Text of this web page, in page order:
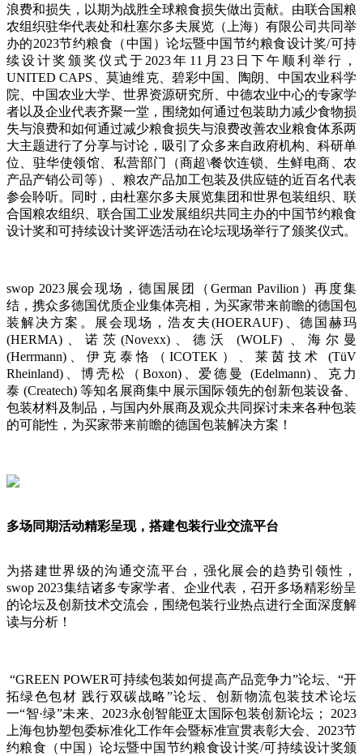
浪费和损失，以期为战胜全球粮食损失做出贡献。由联合国粮
农组织驻华代表处和杜塞尔多夫展览（上海）有限公司共同举
办的2023节约粮食（中国）论坛暨中国节约粮食设计奖/可持
续设计奖颁奖仪式于2023年11月23日下午顺利举行，
UNITED CAPS、莫迪维克、碧彩中国、陶朗、中国农业科学
院、中国农业大学、世界资源研究所、中德农业中心的专家学
者以及企业代表齐聚一堂，围绕如何通过包装助力减少食物损
失与浪费和如何通过减少粮食损失与浪费改善农业粮食体系两
大主题进行了分享与讨论，吸引了众多来自政府机构、科研单
位、驻华使领馆、私营部门（商超\餐饮连锁、生鲜电商、农
产品产销公司等）、粮农产品加工包装及供应链的近百名代表
参会聆听。同时，由杜塞尔多夫展览集团和世界包装组织、联
合国粮农组织、联合国工业发展组织共同主办的中国节约粮食
设计奖和可持续设计奖评选活动在论坛现场举行了颁奖仪式。
swop 2023展会现场，德国展团（German Pavilion）再度集
结，携众多德国优质企业集体亮相，为买家带来前瞻的德国包
装解决方案。展会现场，浩友夫(HOERAUF)、德国赫玛
(HERMA)、诺茨(Novexx)、德沃 (WOLF) 、海尔曼
(Herrmann)、伊克泰恪（ICOTEK）、莱茵技术 (TüV
Rheinland)、博壳松（Boxon)、爱德曼 (Edelmann)、克力
泰 (Createch) 等知名展商集中展示国际领先的创新包装设备、
包装材料及制品，与国内外展商及观众共同探讨未来各种包装
的可能性，为买家带来前瞻的德国包装解决方案！
多场同期活动精彩呈现，搭建包装行业交流平台
为搭建世界级的沟通交流平台，强化展会的趋势引领性，
swop 2023集结诸多专家学者、企业代表，召开多场精彩纷呈
的论坛及创新技术交流会，围绕包装行业热点进行全面深度解
读与分析！
“GREEN POWER可持续包装如何提高产品竞争力”论坛、“开
拓绿色包材 践行双碳战略”论坛、创新物流包装技术论坛
一“智·绿”未来、2023永创智能亚太国际包装创新论坛； 2023
上海包协塑包委标准化工作年会暨标准宣贯表彰大会、2023节
约粮食（中国）论坛暨中国节约粮食设计奖/可持续设计奖颁